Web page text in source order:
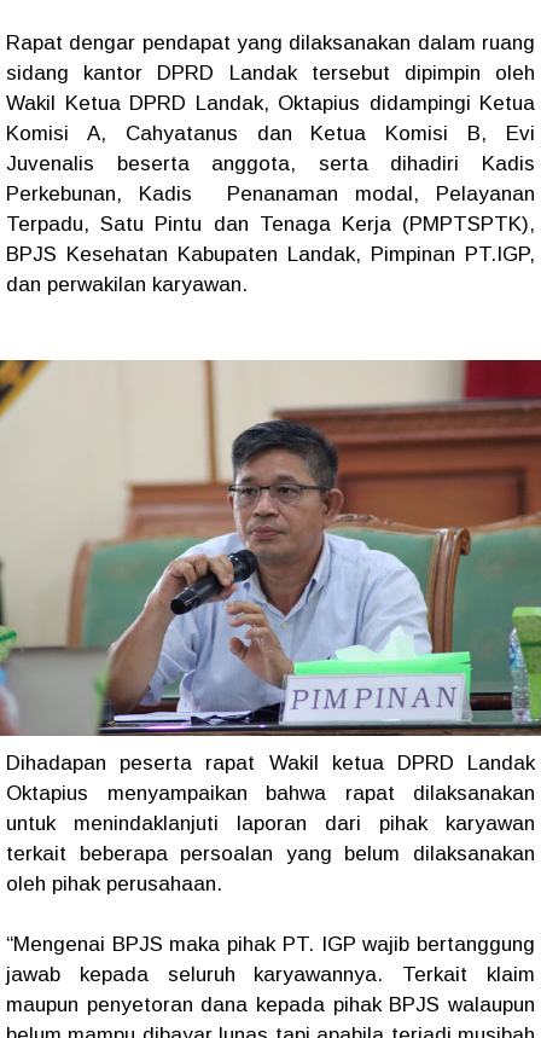
Rapat dengar pendapat yang dilaksanakan dalam ruang
sidang kantor DPRD Landak tersebut dipimpin oleh
Wakil Ketua DPRD Landak, Oktapius didampingi Ketua
Komisi A, Cahyatanus dan Ketua Komisi B, Evi
Juvenalis beserta anggota, serta dihadiri Kadis
Perkebunan, Kadis Penanaman modal, Pelayanan
Terpadu, Satu Pintu dan Tenaga Kerja (PMPTSPTK),
BPJS Kesehatan Kabupaten Landak, Pimpinan PT.IGP,
dan perwakilan karyawan.
Dihadapan peserta rapat Wakil ketua DPRD Landak
Oktapius menyampaikan bahwa rapat dilaksanakan
untuk menindaklanjuti laporan dari pihak karyawan
terkait beberapa persoalan yang belum dilaksanakan
oleh pihak perusahaan.
“Mengenai BPJS maka pihak PT. IGP wajib bertanggung
jawab kepada seluruh karyawannya. Terkait klaim
maupun penyetoran dana kepada pihak BPJS walaupun